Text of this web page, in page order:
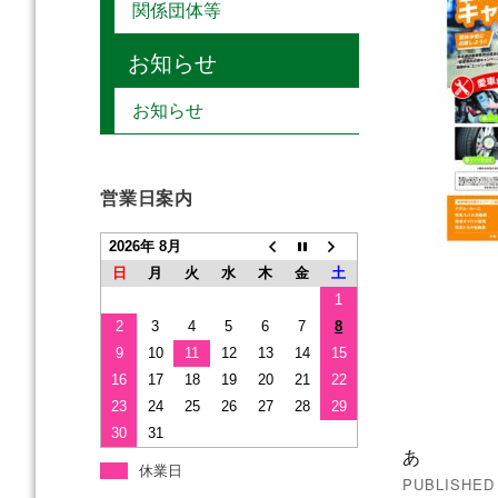
稿
あ
関係団体等
お知らせ
お知らせ
営業日案内
2026年 8月
日
月 火 水 木 金
土
1
2
3 4 5 6 7
8
9
10 11 12 13 14
15
16
17 18 19 20 21
22
23
24 25 26 27 28
29
30
31
休業日